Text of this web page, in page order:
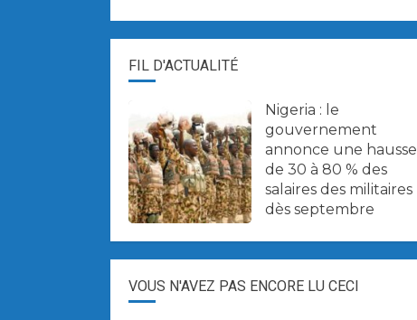
FIL D'ACTUALITÉ
Nigeria : le
gouvernement
annonce une hausse
de 30 à 80 % des
salaires des militaires
dès septembre
VOUS N'AVEZ PAS ENCORE LU CECI